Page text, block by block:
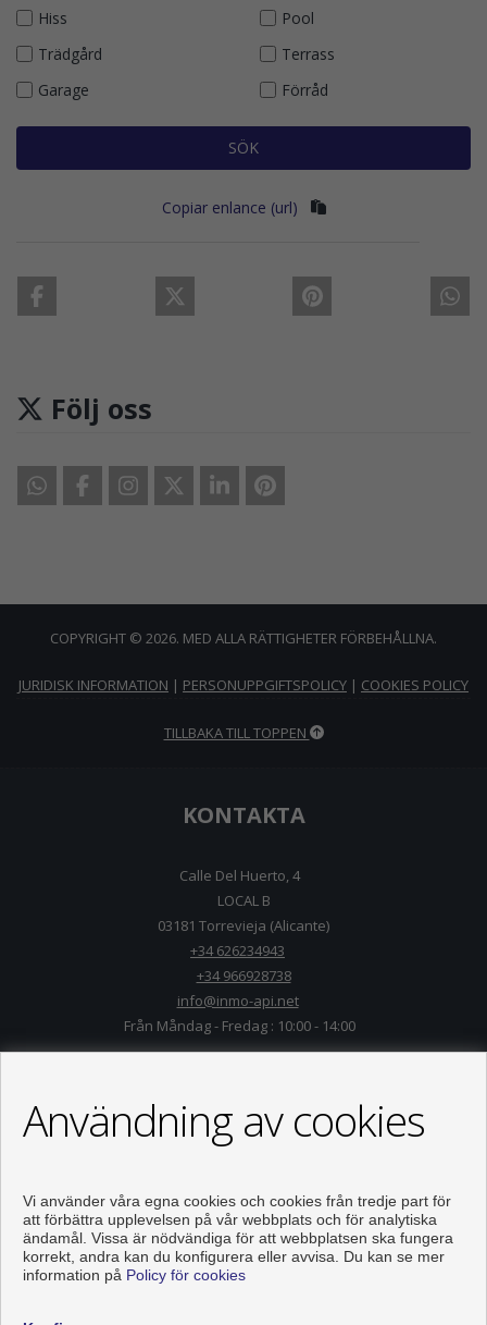
Hiss
Pool
Trädgård
Terrass
Garage
Förråd
SÖK
Copiar enlance (url)
Följ oss
COPYRIGHT © 2026. MED ALLA RÄTTIGHETER FÖRBEHÅLLNA.
JURIDISK INFORMATION | PERSONUPPGIFTSPOLICY | COOKIES POLICY
TILLBAKA TILL TOPPEN
KONTAKTA
Calle Del Huerto, 4
LOCAL B
03181 Torrevieja (Alicante)
+34 626234943
+34 966928738
info@inmo-api.net
Från Måndag - Fredag : 10:00 - 14:00
Våningen och hus till salu i Torrevieja
Användning av cookies
Vi använder våra egna cookies och cookies från tredje part för
att förbättra upplevelsen på vår webbplats och för analytiska
ändamål. Vissa är nödvändiga för att webbplatsen ska fungera
korrekt, andra kan du konfigurera eller avvisa. Du kan se mer
information på Policy för cookies